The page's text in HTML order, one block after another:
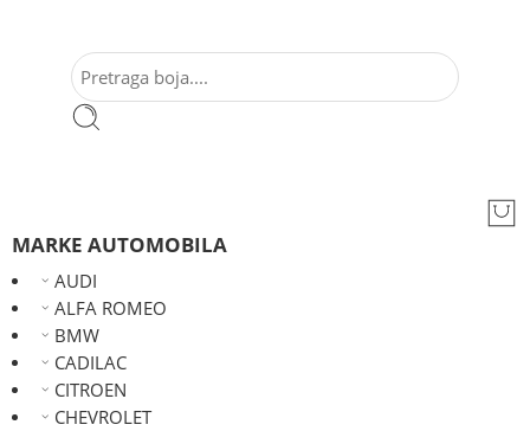
MARKE AUTOMOBILA
AUDI
ALFA ROMEO
BMW
CADILAC
CITROEN
CHEVROLET